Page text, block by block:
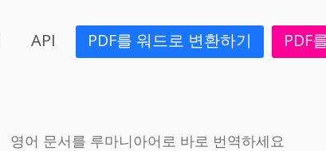
API PDF를 워드로 변환하기 PDF
영어 문서를 루마니아어로 바로 번역하세요